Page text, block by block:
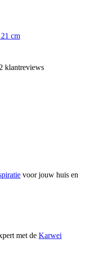
cm
klantreviews
voor jouw huis en
met de Karwei